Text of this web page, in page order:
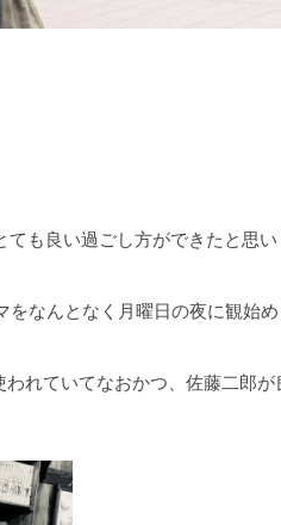
も良い過ごし方ができたと思
をなんとなく月曜日の夜に観始
れていてなおかつ、佐藤二郎